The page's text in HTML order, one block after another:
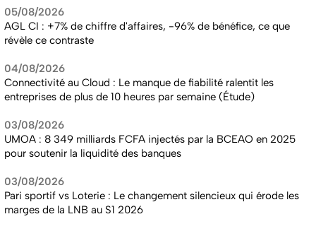
05/08/2026
AGL CI : +7% de chiffre d'affaires, -96% de bénéfice, ce que
révèle ce contraste
04/08/2026
Connectivité au Cloud : Le manque de fiabilité ralentit les
entreprises de plus de 10 heures par semaine (Étude)
03/08/2026
UMOA : 8 349 milliards FCFA injectés par la BCEAO en 2025
pour soutenir la liquidité des banques
03/08/2026
Pari sportif vs Loterie : Le changement silencieux qui érode les
marges de la LNB au S1 2026